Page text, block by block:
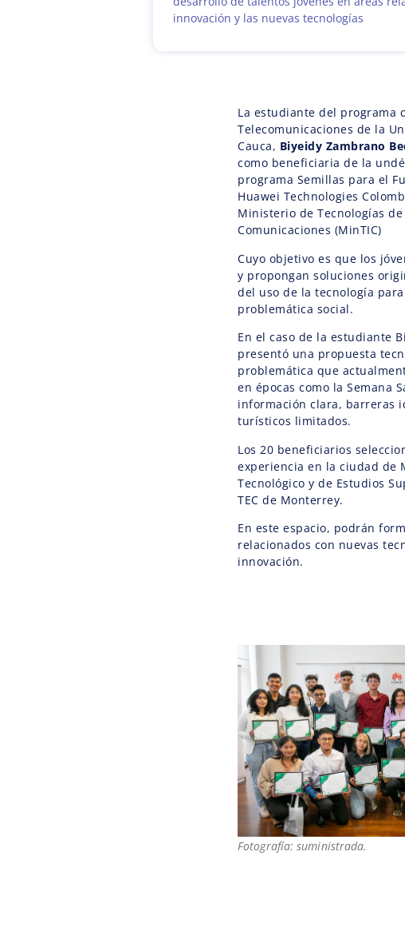
innovación y las nuevas tecnologías
La estudiante del programa
Telecomunicaciones de la
Cauca, Biyeidy Zambrano
como beneficiaria de la
programa Semillas para el
Huawei Technologies
Ministerio de Tecnologías
Comunicaciones (MinTIC)
Cuyo objetivo es que los
y propongan soluciones
del uso de la tecnología
problemática social.
En el caso de la estudiante
presentó una propuesta
problemática que
en épocas como la Semana
información clara, barreras
turísticos limitados.
Los 20 beneficiarios
experiencia en la ciudad de
Tecnológico y de Estudios
TEC de Monterrey.
En este espacio, podrán
relacionados con nuevas
innovación.
Fotografía: suministrada.